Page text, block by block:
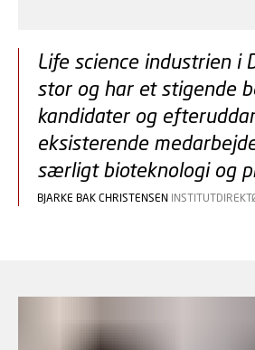
Life science industrien i
stor og har et stigende
kandidater og
eksisterende
særligt bioteknologi og
BJARKE BAK CHRISTENSEN